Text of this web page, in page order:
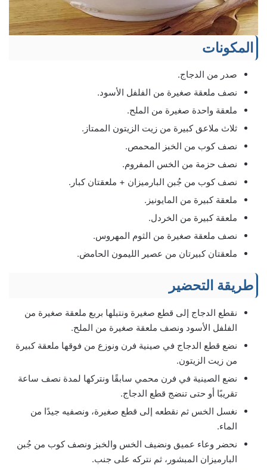
المكونات
صدر من الدجاج.
نصف ملعقة صغيرة من الفلفل الأسود.
ملعقة واحدة صغيرة من الملح.
ثلاث ملاعق كبيرة من زيت الزيتون الممتاز.
نصف كوب من الخبز المحمص.
نصف حزمة من الخس المفروم.
نصف كوب من جُبن البارميزان + ملعقتان كبار.
ملعقة كبيرة من المايونيز.
ملعقة كبيرة من الخردل.
نصف ملعقة صغيرة من الثوم المهروس.
ملعقتان كبيرتان من عصير الليمون الحامض.
طريقة التحضير
نقطع الدجاج إلى قطع صغيرة ونتبلها بربع ملعقة صغيرة من
الفلفل الأسود ونصف ملعقة صغيرة من الملح.
نضع قطع الدجاج في صينية فرن ونوزع من فوقها ملعقة كبيرة
من زيت الزيتون.
نضع الصينية في فرن محمي سابقًا ونتركها لمدة نصف ساعة
تقريبًا أو حتى تنضج قطع الدجاج.
نغسل الخس ثم نقطعه إلى قطع صغيرة، ونصفيه جيدًا من
الماء.
نحضر وعاء عميق ونضيف الخس والخبز ونصف كوب من جُبن
البارميزان المبشور، ثم نتركه على جنب.